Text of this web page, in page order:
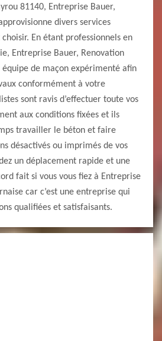
81140, Entreprise Bauer,
divers services
choisir. En étant professionnels en
Entreprise Bauer, Renovation
équipe de maçon expérimenté afin
conformément à votre
sont ravis d’effectuer toute vos
aux conditions fixées et ils
travailler le béton et faire
désactivés ou imprimés de vos
un déplacement rapide et une
fait si vous vous fiez à Entreprise
car c’est une entreprise qui
qualifiées et satisfaisants.